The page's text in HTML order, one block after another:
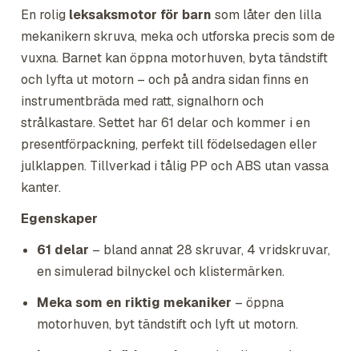
En rolig leksaksmotor för barn som låter den lilla
mekanikern skruva, meka och utforska precis som de
vuxna. Barnet kan öppna motorhuven, byta tändstift
och lyfta ut motorn – och på andra sidan finns en
instrumentbräda med ratt, signalhorn och
strålkastare. Settet har 61 delar och kommer i en
presentförpackning, perfekt till födelsedagen eller
julklappen. Tillverkad i tålig PP och ABS utan vassa
kanter.
Egenskaper
61 delar – bland annat 28 skruvar, 4 vridskruvar,
en simulerad bilnyckel och klistermärken.
Meka som en riktig mekaniker – öppna
motorhuven, byt tändstift och lyft ut motorn.